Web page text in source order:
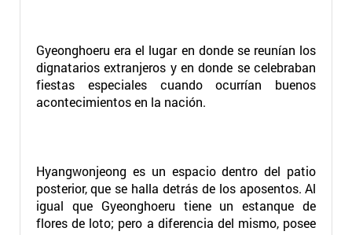
Gyeonghoeru era el lugar en donde se reunían los
dignatarios extranjeros y en donde se celebraban
fiestas especiales cuando ocurrían buenos
acontecimientos en la nación.
Hyangwonjeong es un espacio dentro del patio
posterior, que se halla detrás de los aposentos. Al
igual que Gyeonghoeru tiene un estanque de
flores de loto; pero a diferencia del mismo, posee